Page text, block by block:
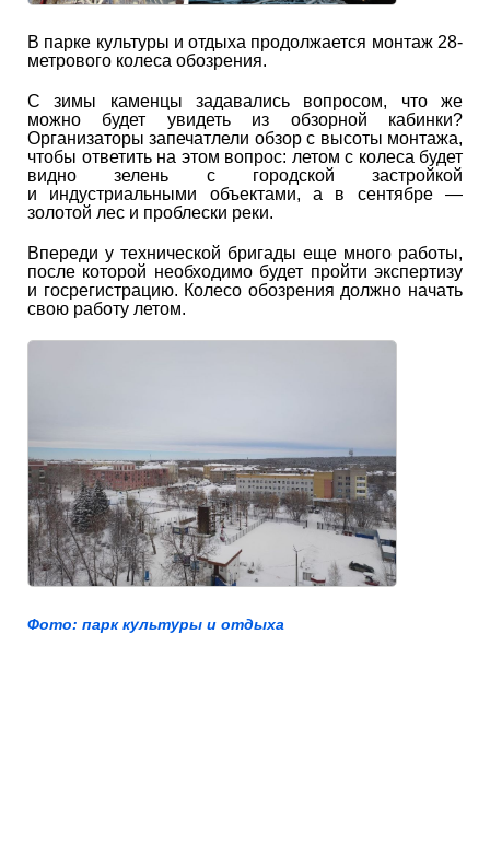
В парке культуры и отдыха продолжается монтаж 28-
метрового колеса обозрения.
С зимы каменцы задавались вопросом, что же
можно будет увидеть из обзорной кабинки?
Организаторы запечатлели обзор с высоты монтажа,
чтобы ответить на этом вопрос: летом с колеса будет
видно зелень с городской застройкой
и индустриальными объектами, а в сентябре —
золотой лес и проблески реки.
Впереди у технической бригады еще много работы,
после которой необходимо будет пройти экспертизу
и госрегистрацию. Колесо обозрения должно начать
свою работу летом.
Фото: парк культуры и отдыха